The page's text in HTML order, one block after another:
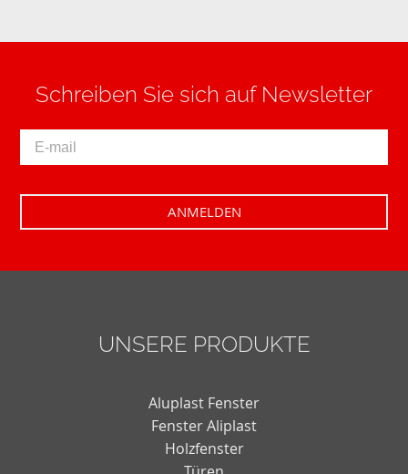
Schreiben Sie sich auf Newsletter
UNSERE PRODUKTE
Aluplast Fenster
Fenster Aliplast
Holzfenster